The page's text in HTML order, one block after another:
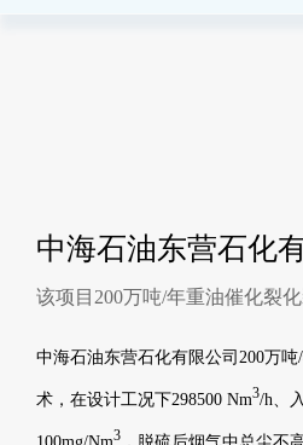
中海石油东营石化
该项目200万吨/年重油催化裂
中海石油东营石化有限公司200万
术，在设计工况下298500 Nm3/h、
100mg/Nm3 ，脱硫后烟气中总尘不